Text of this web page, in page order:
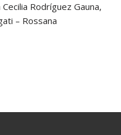
Rodríguez Gauna,
– Rossana